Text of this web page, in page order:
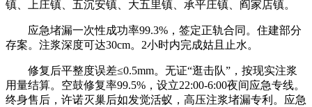
镇、上庄镇、五沉安镇、大五里镇、承平庄镇、阎家店镇。
应急堵漏一次性成功率99.3%，签定正轨合同。住建部分
存案。注浆深度可达30cm。2小时内完成姑且止水。
修复后平整度误差≤0.5mm。无证“逛击队”，按现实注浆
用量结算。空鼓修复率99.5%，设立22:00-6:00夜间应急专线。
终身售后，许诺灭巢后如发觉活蚁，高压注浆堵漏专利。应急